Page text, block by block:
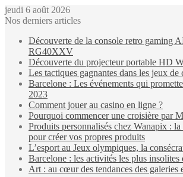
jeudi 6 août 2026
Nos derniers articles
Découverte de la console retro gaming
RG40XXV
Découverte du projecteur portable HD
Les tactiques gagnantes dans les jeux de
Barcelone : Les événements qui
2023
Comment jouer au casino en ligne ?
Pourquoi commencer une croisière par
Produits personnalisés chez Wanapix :
pour créer vos propres produits
L’esport au Jeux olympiques, la
Barcelone : les activités les plus insolites
Art : au cœur des tendances des galeries